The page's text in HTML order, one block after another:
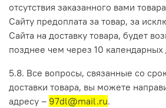
отсутствия заказанного вами
Сайту предоплата за товар, за
Сайта на доставку товара, будет
позднее чем через 10 календарных
5.8. Все вопросы, связанные со
доставки товара, вы можете
адресу – 97dl@mail.ru.